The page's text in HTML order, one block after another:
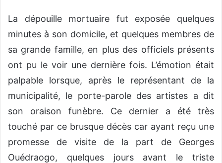
La dépouille mortuaire fut exposée quelques
minutes à son domicile, et quelques membres de
sa grande famille, en plus des officiels présents
ont pu le voir une dernière fois. L’émotion était
palpable lorsque, après le représentant de la
municipalité, le porte-parole des artistes a dit
son oraison funèbre. Ce dernier a été très
touché par ce brusque décès car ayant reçu une
promesse de visite de la part de Georges
Ouédraogo, quelques jours avant le triste